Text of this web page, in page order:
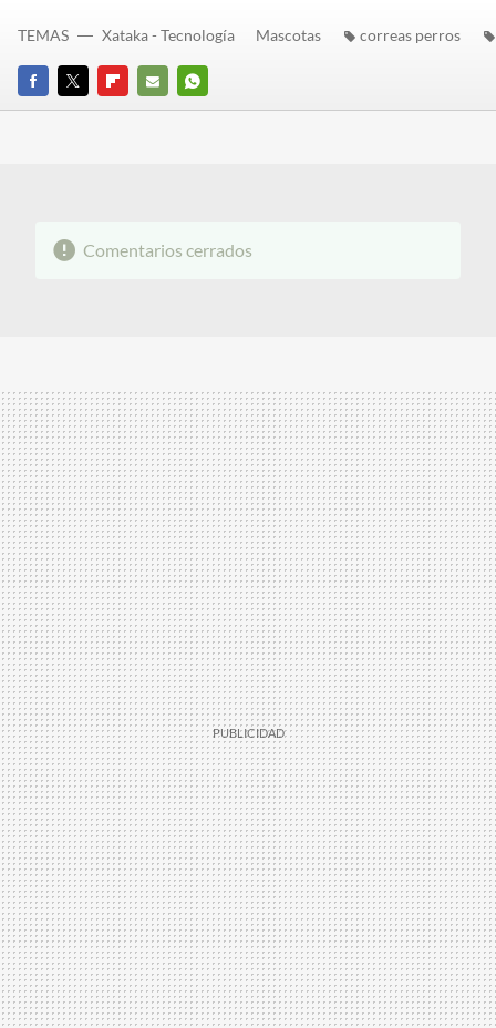
FACEBOOK
TWITTERFLIPBOARD
E-
WHATSAPP
TEMAS Xataka - Tecnología Mascotas correas perros
Comentarios cerrados